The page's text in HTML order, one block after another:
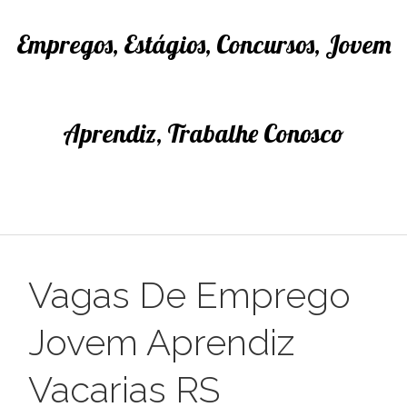
Empregos, Estágios, Concursos, Jovem
Aprendiz, Trabalhe Conosco
Vagas De Emprego
Jovem Aprendiz
Vacarias RS